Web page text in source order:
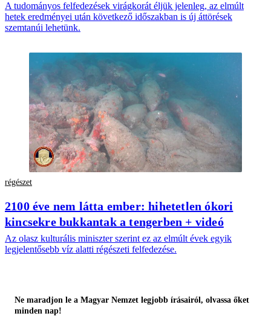
A tudományos felfedezések virágkorát éljük jelenleg, az elmúlt
hetek eredményei után következő időszakban is új áttörések
szemtanúi lehetünk.
régészet
2100 éve nem látta ember: hihetetlen ókori
kincsekre bukkantak a tengerben + videó
Az olasz kulturális miniszter szerint ez az elmúlt évek egyik
legjelentősebb víz alatti régészeti felfedezése.
Ne maradjon le a Magyar Nemzet legjobb írásairól, olvassa őket
minden nap!